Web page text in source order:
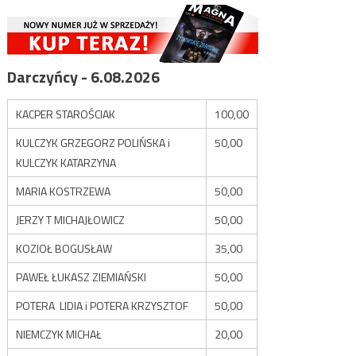
Darczyńcy - 6.08.2026
KACPER STAROŚCIAK
100,00
KULCZYK GRZEGORZ POLIŃSKA i
KULCZYK KATARZYNA
50,00
MARIA KOSTRZEWA
50,00
JERZY T MICHAJŁOWICZ
50,00
KOZIOŁ BOGUSŁAW
35,00
PAWEŁ ŁUKASZ ZIEMIAŃSKI
50,00
POTERA LIDIA i POTERA KRZYSZTOF
50,00
NIEMCZYK MICHAŁ
20,00